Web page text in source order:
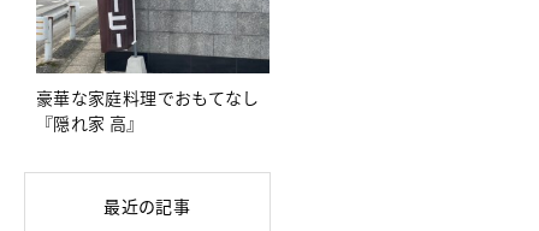
豪華な家庭料理でおもてなし
『隠れ家 高』
最近の記事